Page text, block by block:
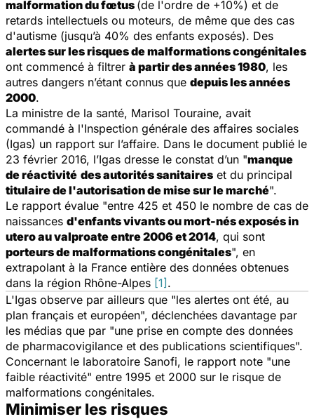
malformation du fœtus (de l'ordre de +10%) et de
retards intellectuels ou moteurs, de même que des cas
d'autisme (jusqu’à 40% des enfants exposés). Des
alertes sur les risques de malformations congénitales
ont commencé à filtrer à partir des années 1980, les
autres dangers n’étant connus que depuis les années
2000.
La ministre de la santé, Marisol Touraine, avait
commandé à l'Inspection générale des affaires sociales
(Igas) un rapport sur l’affaire. Dans le document publié le
23 février 2016, l’Igas dresse le constat d’un "manque
de réactivité des autorités sanitaires et du principal
titulaire de l'autorisation de mise sur le marché".
Le rapport évalue "entre 425 et 450 le nombre de cas de
naissances d'enfants vivants ou mort-nés exposés in
utero au valproate entre 2006 et 2014, qui sont
porteurs de malformations congénitales", en
extrapolant à la France entière des données obtenues
dans la région Rhône-Alpes [1].
L'Igas observe par ailleurs que "les alertes ont été, au
plan français et européen", déclenchées davantage par
les médias que par "une prise en compte des données
de pharmacovigilance et des publications scientifiques".
Concernant le laboratoire Sanofi, le rapport note "une
faible réactivité" entre 1995 et 2000 sur le risque de
malformations congénitales.
Minimiser les risques